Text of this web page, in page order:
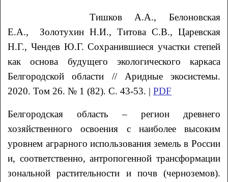
ТишковА.А., Белоновская
Е.А., Золотухин Н.И., Титова С.В., Царевская
Н.Г., Чендев Ю.Г.Сохранившиеся участки степей
как основа будущего экологического каркаса
Белгородской области // Аридные экосистемы.
2020. Том 26. № 1 (82). С. 43-53. |PDF
Белгородская область – регион древнего
хозяйственного освоения с наиболее высоким
уровнем аграрного использования земель в России
и, соответственно, антропогенной трансформации
зональной растительности и почв (черноземов).